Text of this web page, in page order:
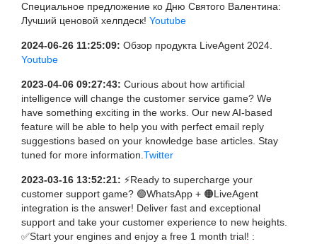
Специальное предложение ко Дню Святого Валентина:
Лучший ценовой хелпдеск! Youtube
2024-06-26 11:25:09: Обзор продукта LiveAgent 2024.
Youtube
2023-04-06 09:27:43: Curious about how artificial
intelligence will change the customer service game? We
have something exciting in the works. Our new AI-based
feature will be able to help you with perfect email reply
suggestions based on your knowledge base articles. Stay
tuned for more information. Twitter
2023-03-16 13:52:21: ⚡Ready to supercharge your
customer support game? 🟢WhatsApp + 🟠LiveAgent
integration is the answer! Deliver fast and exceptional
support and take your customer experience to new heights.
✅Start your engines and enjoy a free 1 month trial! :